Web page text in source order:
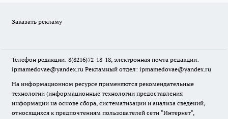
Заказать рекламу
Телефон редакции: 8(8216)72-18-18, электронная почта редакции:
ipmamedovae@yandex.ru Рекламный отдел: ipmamedovae@yandex.ru
На информационном ресурсе применяются рекомендательные
технологии (информационные технологии предоставления
информации на основе сбора, систематизации и анализа сведений,
относящихся к предпочтениям пользователей сети "Интернет",